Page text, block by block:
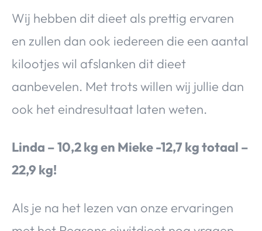
Wij hebben dit dieet als prettig ervaren
en zullen dan ook iedereen die een aantal
kilootjes wil afslanken dit dieet
aanbevelen. Met trots willen wij jullie dan
ook het eindresultaat laten weten.
Linda – 10,2 kg en Mieke -12,7 kg totaal –
22,9 kg!
Als je na het lezen van onze ervaringen